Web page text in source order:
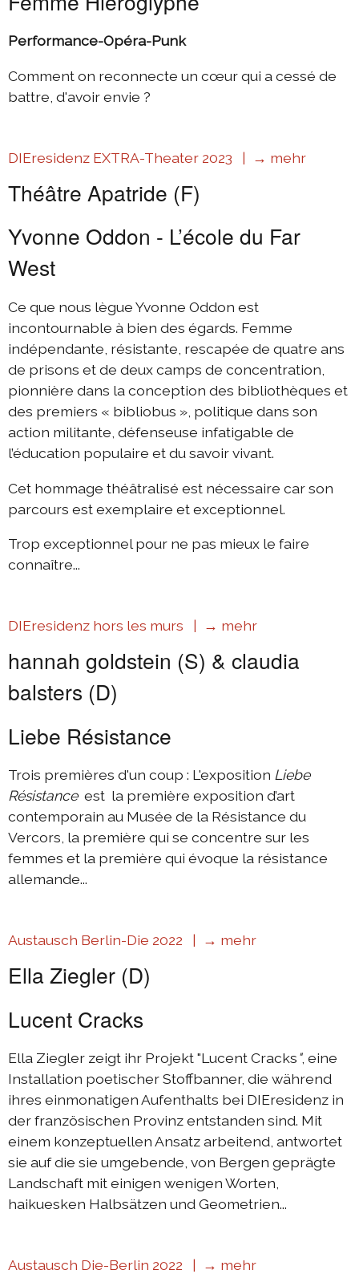
Performance-Opéra-Punk
Comment on reconnecte un cœur qui a cessé de
battre, d'avoir envie ?
DIEresidenz EXTRA-Theater 2023 | → mehr
Théâtre Apatride (F)
Yvonne Oddon - L’école du Far
West
Ce que nous lègue Yvonne Oddon est
incontournable à bien des égards. Femme
indépendante, résistante, rescapée de quatre ans
de prisons et de deux camps de concentration,
pionnière dans la conception des bibliothèques et
des premiers « bibliobus », politique dans son
action militante, défenseuse infatigable de
l’éducation populaire et du savoir vivant.
Cet hommage théâtralisé est nécessaire car son
parcours est exemplaire et exceptionnel.
Trop exceptionnel pour ne pas mieux le faire
connaître...
DIEresidenz hors les murs | → mehr
hannah goldstein (S) & claudia
balsters (D)
Liebe Résistance
Trois premières d'un coup : L'exposition Liebe
Résistance est la première exposition d’art
contemporain au Musée de la Résistance du
Vercors, la première qui se concentre sur les
femmes et la première qui évoque la résistance
allemande...
Austausch Berlin-Die 2022 | → mehr
Ella Ziegler (D)
Lucent Cracks
Ella Ziegler zeigt ihr Projekt "Lucent Cracks", eine
Installation poetischer Stoffbanner, die während
ihres einmonatigen Aufenthalts bei DIEresidenz in
der französischen Provinz entstanden sind. Mit
einem konzeptuellen Ansatz arbeitend, antwortet
sie auf die sie umgebende, von Bergen geprägte
Landschaft mit einigen wenigen Worten,
haikuesken Halbsätzen und Geometrien...
Austausch Die-Berlin 2022 | → mehr